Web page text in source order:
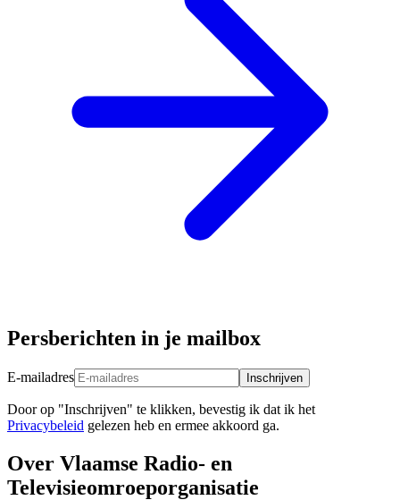
Persberichten in je mailbox
E-mailadres Inschrijven
Door op "Inschrijven" te klikken, bevestig ik dat ik het
Privacybeleid gelezen heb en ermee akkoord ga.
Over Vlaamse Radio- en
Televisieomroeporganisatie